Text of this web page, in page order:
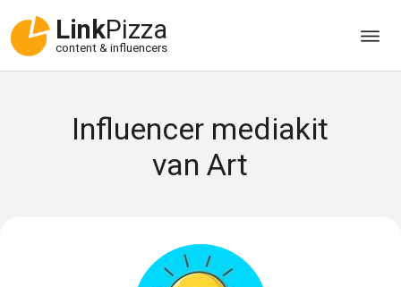
LinkPizza
content & influencers
Influencer mediakit
van Art